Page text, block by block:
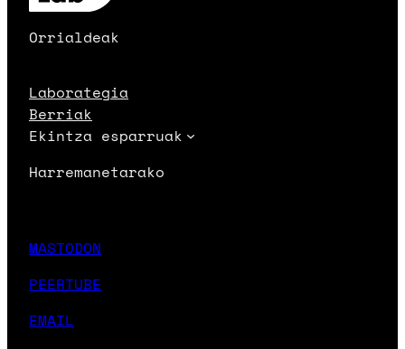
Orrialdeak
Laborategia
Berriak
Ekintza esparruak
Harremanetarako
MASTODON
PEERTUBE
EMAIL